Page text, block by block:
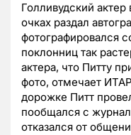
Голливудский
очках раздал
фотографировался
поклонниц так
актера, что Питту
фото, отмечает
дорожке Питт
пообщался с
отказался от